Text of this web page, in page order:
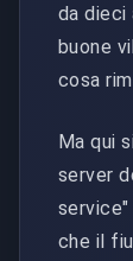
da dieci
buone
cosa
Ma qui
server
che il